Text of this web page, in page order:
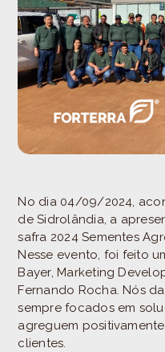
No dia 04/09/2024,
de Sidrolândia, a
safra 2024 Sementes
Nesse evento, foi feito
Bayer, Marketing
Fernando Rocha. Nós
sempre focados em
agreguem
clientes.